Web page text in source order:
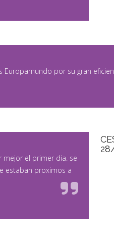
Europamundo por su gran
mejor el primer dia. se
estaban proximos a